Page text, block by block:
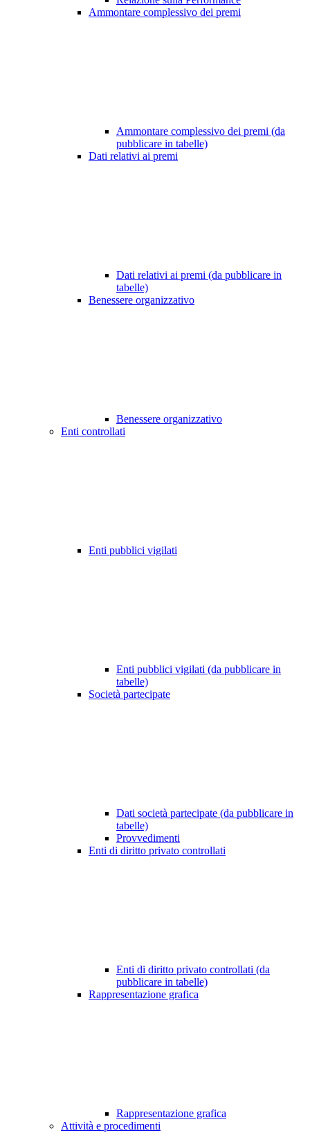
Ammontare complessivo dei premi
Ammontare complessivo dei premi (da
pubblicare in tabelle)
Dati relativi ai premi
Dati relativi ai premi (da pubblicare in
tabelle)
Benessere organizzativo
Benessere organizzativo
Enti controllati
Enti pubblici vigilati
Enti pubblici vigilati (da pubblicare in
tabelle)
Società partecipate
Dati società partecipate (da pubblicare in
tabelle)
Provvedimenti
Enti di diritto privato controllati
Enti di diritto privato controllati (da
pubblicare in tabelle)
Rappresentazione grafica
Rappresentazione grafica
Attività e procedimenti